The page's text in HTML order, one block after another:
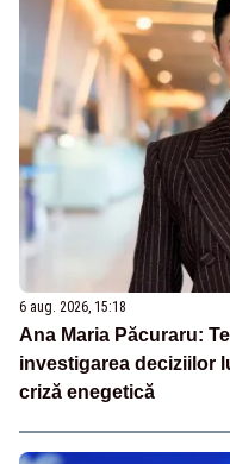
6 aug. 2026, 15:18
Ana Maria Păcuraru:
investigarea deciziilor
criză enegetică